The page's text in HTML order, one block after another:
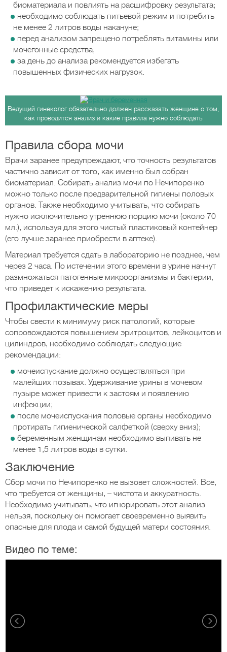
биоматериала и повлиять на расшифровку результата;
необходимо соблюдать питьевой режим и потребить
не менее 2 литров воды накануне;
перед анализом запрещено потреблять витамины или
мочегонные средства;
за день до анализа рекомендуется избегать
повышенных физических нагрузок.
Ведущий гинеколог обязательно должен рассказать женщине о том,
как проводится анализ и какие правила нужно соблюдать
Правила сбора мочи
Врачи заранее предупреждают, что точность результатов
частично зависит от того, как именно был собран
биоматериал. Собирать анализ мочи по Нечипоренко
можно только после предварительной гигиены половых
органов. Также необходимо учитывать, что собирать
нужно исключительно утреннюю порцию мочи (около 70
мл.), используя для этого чистый пластиковый контейнер
(его лучше заранее приобрести в аптеке).
Материал требуется сдать в лабораторию не позднее, чем
через 2 часа. По истечении этого времени в урине начнут
размножаться патогенные микроорганизмы и бактерии,
что приведет к искажению результата.
Профилактические меры
Чтобы свести к минимуму риск патологий, которые
сопровождаются повышением эритроцитов, лейкоцитов и
цилиндров, необходимо соблюдать следующие
рекомендации:
мочеиспускание должно осуществляться при
малейших позывах. Удерживание урины в мочевом
пузыре может привести к застоям и появлению
инфекции;
после мочеиспускания половые органы необходимо
протирать гигиенической салфеткой (сверху вниз);
беременным женщинам необходимо выпивать не
менее 1,5 литров воды в сутки.
Заключение
Сбор мочи по Нечипоренко не вызовет сложностей. Все,
что требуется от женщины, – чистота и аккуратность.
Необходимо учитывать, что игнорировать этот анализ
нельзя, поскольку он помогает своевременно выявить
опасные для плода и самой будущей матери состояния.
Видео по теме: